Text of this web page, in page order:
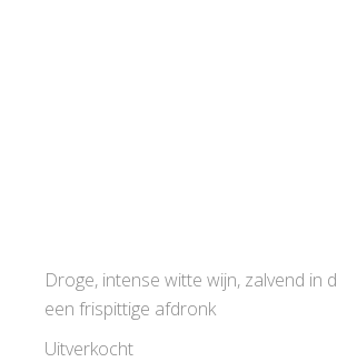
Droge, intense witte wijn, zalvend in
een frispittige afdronk
Uitverkocht